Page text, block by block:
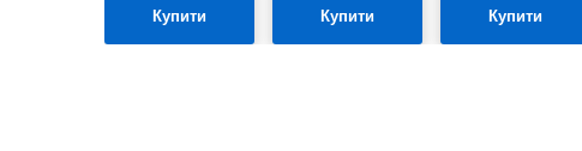
Купити Купити Купити